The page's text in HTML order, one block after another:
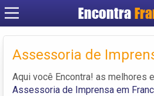
Encontra
Criar
Assessoria de
Aqui você Encontra! as melhores
Assessoria de Imprensa em